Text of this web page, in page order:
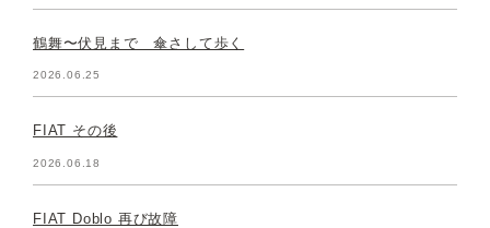
鶴舞〜伏見まで 傘さして歩く
2026.06.25
FIAT その後
2026.06.18
FIAT Doblo 再び故障